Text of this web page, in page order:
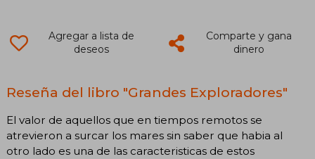
Agregar a lista de
deseos
Comparte y gana
dinero
Reseña del libro "Grandes Exploradores"
El valor de aquellos que en tiempos remotos se
atrevieron a surcar los mares sin saber que habia al
otro lado es una de las caracteristicas de estos